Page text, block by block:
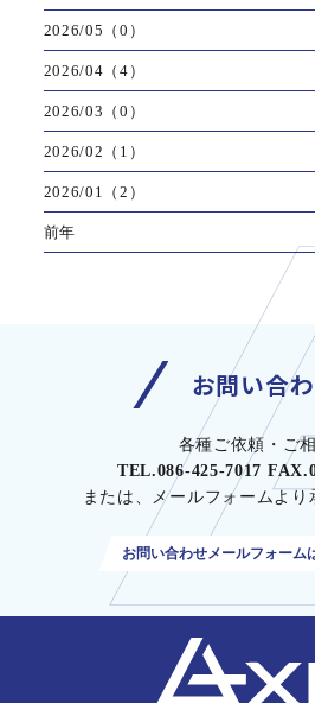
2026/05（0）
2026/04（4）
2026/03（0）
2026/02（1）
2026/01（2）
前年
お問い合
各種ご依頼・ご
TEL.086-425-7017
または、メールフォームより
お問い合わせメールフォーム